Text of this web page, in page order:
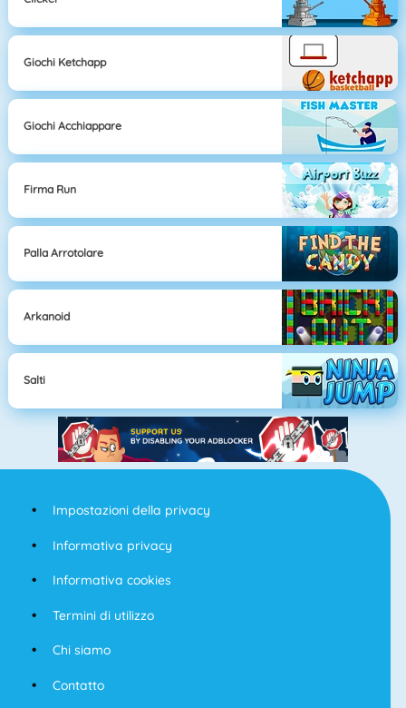
Giochi Ketchapp
Giochi Acchiappare
Firma Run
Palla Arrotolare
Arkanoid
Salti
Impostazioni della privacy
Informativa privacy
Informativa cookies
Termini di utilizzo
Chi siamo
Contatto